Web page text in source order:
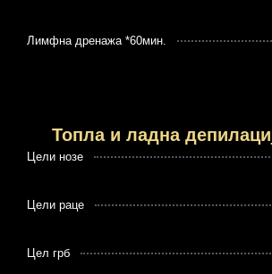
Лимфна дренажа *60мин.
Топла и ладна
Цели нозе
Цели раце
Цел грб